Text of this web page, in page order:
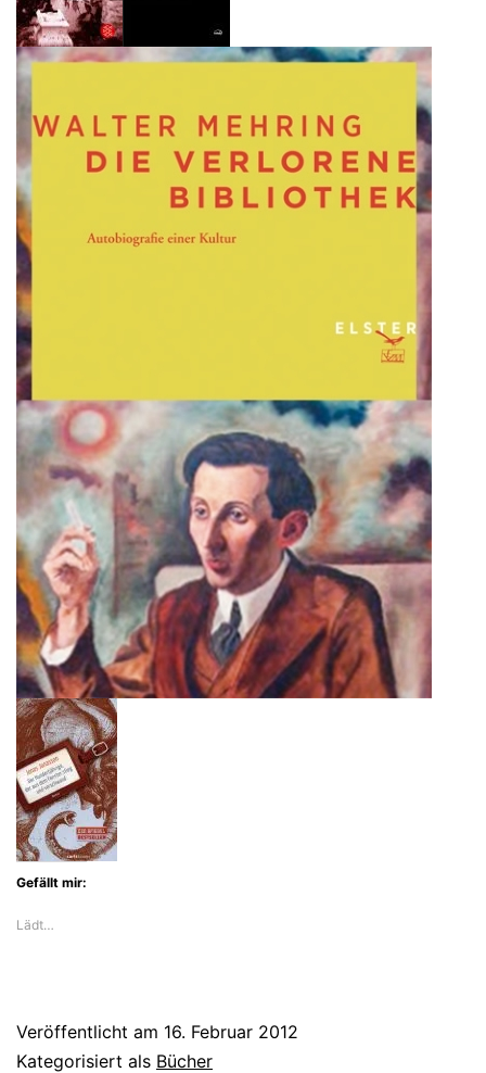
Gefällt mir:
Lädt…
Veröffentlicht am 16. Februar 2012
Kategorisiert als Bücher